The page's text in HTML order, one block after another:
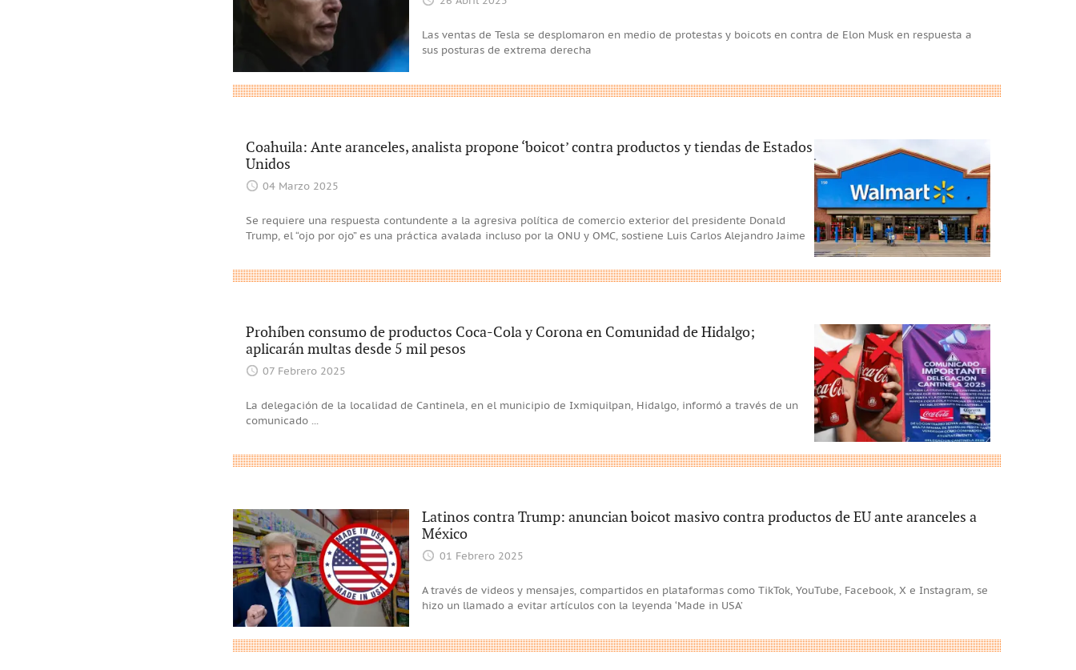
Las ventas de Tesla se desplomaron en medio de protestas y boicots en contra de Elon Musk en respuesta a
sus posturas de extrema derecha
Coahuila: Ante aranceles, analista propone ‘boicot’ contra productos y tiendas de Estados
Unidos
04 Marzo 2025
Se requiere una respuesta contundente a la agresiva política de comercio exterior del presidente Donald
Trump, el “ojo por ojo” es una práctica avalada incluso por la ONU y OMC, sostiene Luis Carlos Alejandro Jaime
Prohíben consumo de productos Coca-Cola y Corona en Comunidad de Hidalgo;
aplicarán multas desde 5 mil pesos
07 Febrero 2025
La delegación de la localidad de Cantinela, en el municipio de Ixmiquilpan, Hidalgo, informó a través de un
comunicado
Latinos contra Trump: anuncian boicot masivo contra productos de EU ante aranceles a
México
01 Febrero 2025
A través de videos y mensajes, compartidos en plataformas como TikTok, YouTube, Facebook, X e Instagram, se
hizo un llamado a evitar artículos con la leyenda ‘Made in USA’